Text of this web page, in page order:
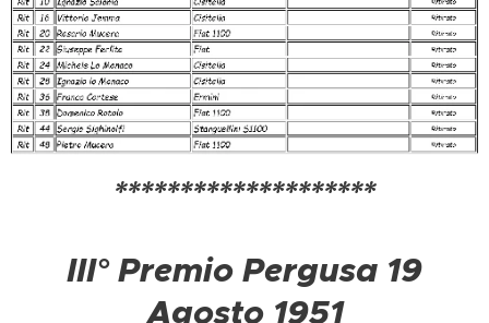
********************
III° Premio Pergusa 19
Agosto 1951